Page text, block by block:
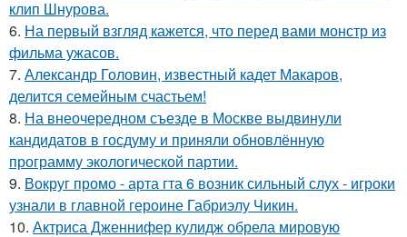
клип Шнурова.
6. На первый взгляд кажется, что перед вами монстр из
фильма ужасов.
7. Александр Головин, известный кадет Макаров,
делится семейным счастьем!
8. На внеочередном съезде в Москве выдвинули
кандидатов в госдуму и приняли обновлённую
программу экологической партии.
9. Вокруг промо - арта гта 6 возник сильный слух - игроки
узнали в главной героине Габриэлу Чикин.
10. Актриса Дженнифер кулидж обрела мировую